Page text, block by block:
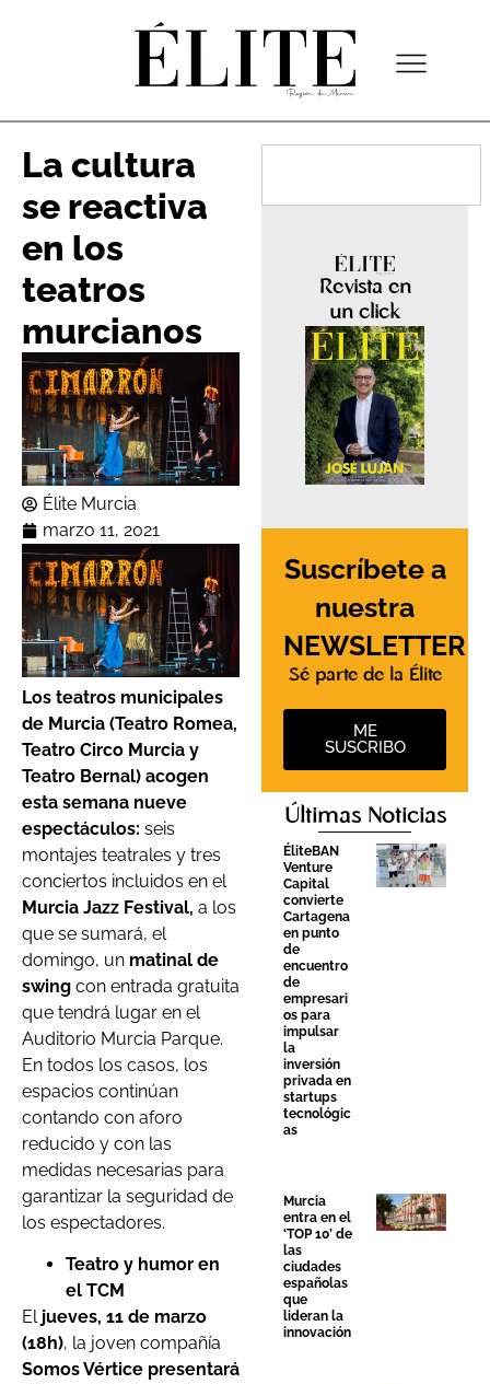
La cultura
se reactiva
en los
teatros
murcianos
Élite Murcia
marzo 11, 2021
Los teatros municipales
de Murcia (Teatro Romea,
Teatro Circo Murcia y
Teatro Bernal) acogen
esta semana nueve
espectáculos: seis
montajes teatrales y tres
conciertos incluidos en el
Murcia Jazz Festival, a los
que se sumará, el
domingo, un matinal de
swing con entrada gratuita
que tendrá lugar en el
Auditorio Murcia Parque.
En todos los casos, los
espacios continúan
contando con aforo
reducido y con las
medidas necesarias para
garantizar la seguridad de
los espectadores.
Teatro y humor en
el TCM
El jueves, 11 de marzo
(18h), la joven compañía
Somos Vértice presentará
Revista en
un click
Suscríbete a
nuestra
NEWSLETTER
Sé parte de la Élite
ME
SUSCRIBO
Últimas Noticias
ÉliteBAN
Venture
Capital
convierte
Cartagena
en punto
de
encuentro
de
empresari
os para
impulsar
la
inversión
privada en
startups
tecnológic
as
Murcia
entra en el
‘TOP 10’ de
las
ciudades
españolas
que
lideran la
innovación